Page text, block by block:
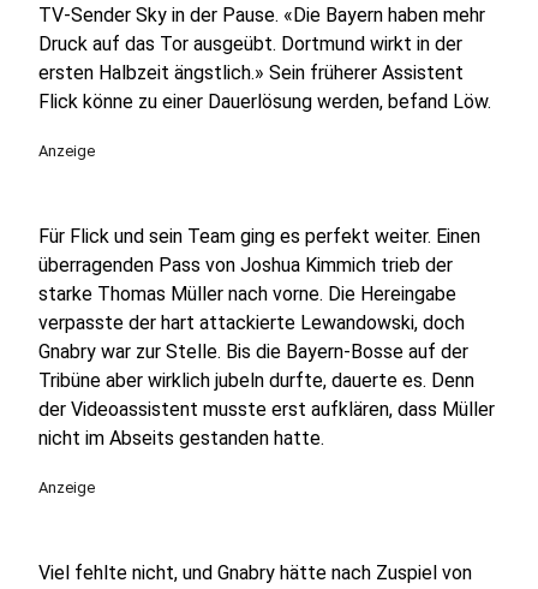
TV-Sender Sky in der Pause. «Die Bayern haben mehr
Druck auf das Tor ausgeübt. Dortmund wirkt in der
ersten Halbzeit ängstlich.» Sein früherer Assistent
Flick könne zu einer Dauerlösung werden, befand Löw.
Anzeige
Für Flick und sein Team ging es perfekt weiter. Einen
überragenden Pass von Joshua Kimmich trieb der
starke Thomas Müller nach vorne. Die Hereingabe
verpasste der hart attackierte Lewandowski, doch
Gnabry war zur Stelle. Bis die Bayern-Bosse auf der
Tribüne aber wirklich jubeln durfte, dauerte es. Denn
der Videoassistent musste erst aufklären, dass Müller
nicht im Abseits gestanden hatte.
Anzeige
Viel fehlte nicht, und Gnabry hätte nach Zuspiel von